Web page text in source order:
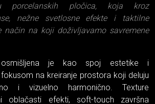
porcelanskih pločica, koja kroz
nežne svetlosne efekte i taktilne
način na koji doživljavamo savremene
je kao spoj estetike i
na kreiranje prostora koji deluju
i vizuelno harmonično. Texture
oblačasti efekti, soft-touch završna